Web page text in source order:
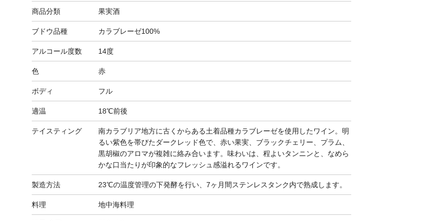
商品分類 果実酒
ブドウ品種 カラブレーゼ100%
アルコール度数 14度
色 赤
ボディ フル
適温 18℃前後
テイスティング
南カラブリア地方に古くからある土着品種カラブレーゼを使用したワイン。明
るい紫色を帯びたダークレッド色で、赤い果実、ブラックチェリー、プラム、
黒胡椒のアロマが複雑に絡み合います。味わいは、程よいタンニンと、なめら
かな口当たりが印象的なフレッシュ感溢れるワインです。
製造方法 23℃の温度管理の下発酵を行い、7ヶ月間ステンレスタンク内で熟成します。
料理 地中海料理